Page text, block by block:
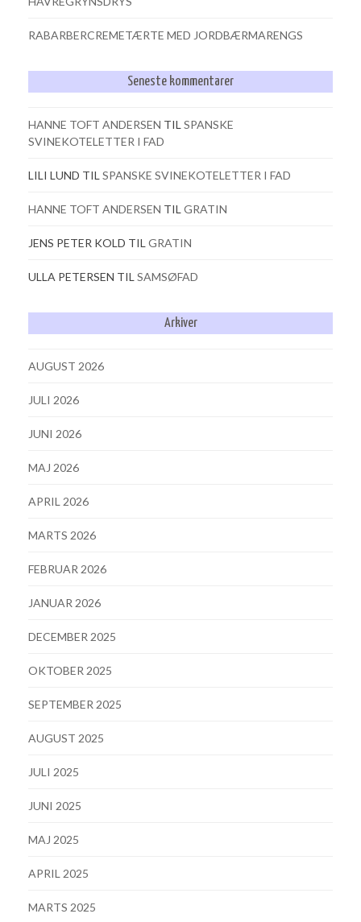
RABARBERCREMETÆRTE MED JORDBÆRMARENGS
Seneste kommentarer
HANNE TOFT ANDERSEN TIL SPANSKE
SVINEKOTELETTER I FAD
LILI LUND TIL SPANSKE SVINEKOTELETTER I FAD
HANNE TOFT ANDERSEN TIL GRATIN
JENS PETER KOLD TIL GRATIN
ULLA PETERSEN TIL SAMSØFAD
Arkiver
AUGUST 2026
JULI 2026
JUNI 2026
MAJ 2026
APRIL 2026
MARTS 2026
FEBRUAR 2026
JANUAR 2026
DECEMBER 2025
OKTOBER 2025
SEPTEMBER 2025
AUGUST 2025
JULI 2025
JUNI 2025
MAJ 2025
APRIL 2025
MARTS 2025